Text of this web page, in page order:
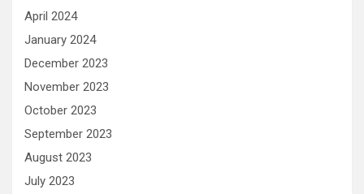
April 2024
January 2024
December 2023
November 2023
October 2023
September 2023
August 2023
July 2023